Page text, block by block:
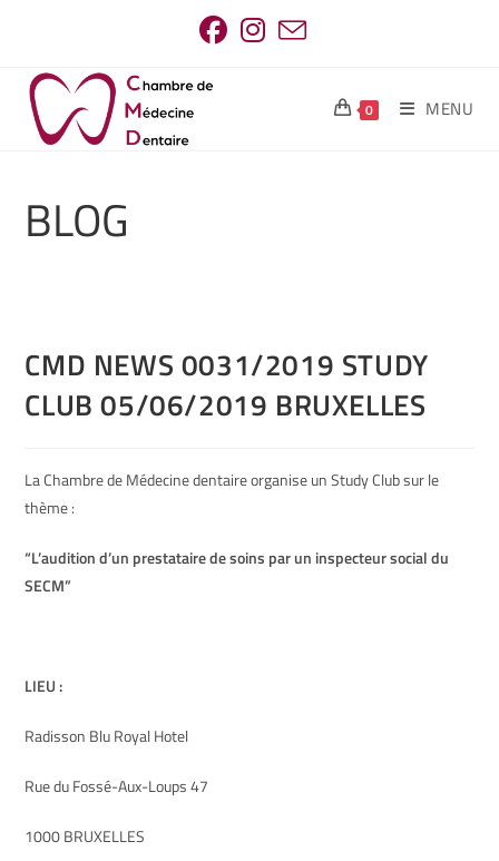
0 MENU
BLOG
CMD NEWS 0031/2019 STUDY
CLUB 05/06/2019 BRUXELLES
La Chambre de Médecine dentaire organise un Study Club sur le
thème :
“L’audition d’un prestataire de soins par un inspecteur social du
SECM”
LIEU :
Radisson Blu Royal Hotel
Rue du Fossé-Aux-Loups 47
1000 BRUXELLES